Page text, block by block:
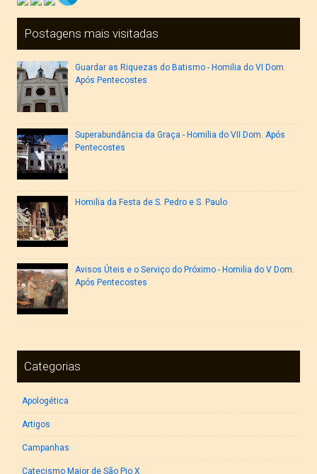
Postagens mais visitadas
Guardar as Riquezas do Batismo - Homilia do VI Dom.
Após Pentecostes
Superabundância da Graça - Homilia do VII Dom. Após
Pentecostes
Homilia da Festa de S. Pedro e S. Paulo
Avisos Úteis e o Serviço do Próximo - Homilia do V Dom.
Após Pentecostes
Categorias
Apologética
Artigos
Campanhas
Catecismo Maior de São Pio X